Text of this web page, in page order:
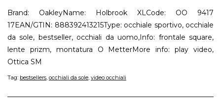
Brand: OakleyName: Holbrook XLCode: OO 9417
17EAN/GTIN: 888392413215Type: occhiale sportivo, occhiale
da sole, bestseller, occhiali da uomo,Info: frontale square,
lente prizm, montatura O MetterMore info: play video,
Ottica SM
Tag: bestsellers occhiali da sole video occhiali